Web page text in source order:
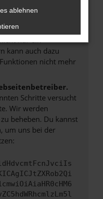
Browser und dein
nur ein
kann auch dazu
nicht mehr
Schritte versucht
Wir werden
beheben. Du kannst
um uns bei der
ablehnen